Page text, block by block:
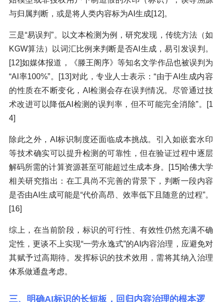
与归属判断，或是将人类内容标为AI生成[12]。
三是“易误判”。以文本检测为例，研究发现，传统方法（如
KGW算法）以词汇比例来判断是否AI生成，易引发误判。
[12]如媒体报道，《滕王阁序》等知名文学作品也被误判为
“AI率100%”。[13]对此，专业人士表示：“由于AI生成内容
的性质在不断变化，AI检测会存在误判情况。尽管通过技
术改进可以降低AI检测的误判率，但不可能完全消除”。[1
4]
除此之外，AI标识制度还面临成本挑战。引入如嵌套水印
等技术确实可以提升检测的可靠性，但在验证过程中逐层
解码所需的计算资源甚至可能超过生成本身。[15]哈佛大学
相关研究指出：在工具尚不完善的背景下，判断一段内容
是否由AI生成可能是“代价高昂、效率低下且随意的过程”。
[16]
综上，在当前阶段，标识的可行性、有效性仍然充满不确
定性，更谈不上实现“一劳永逸式”的AI内容治理，应避免对
其赋予过高期待。发挥标识的技术效用，需将其纳入治理
体系做通盘考虑。
三、明确AI标识的长短板，回归内容治理的根本逻